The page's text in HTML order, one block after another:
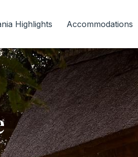
Highlights Accommodations